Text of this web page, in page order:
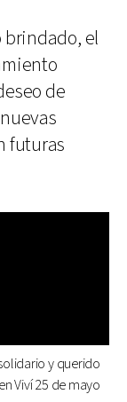
brindado, el
de
futuras
y querido
Viví 25 de mayo